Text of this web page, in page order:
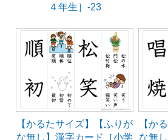
４年生］-23
【かるたサイズ】【ふりが
な無し】漢字カード［小学
【か
な無